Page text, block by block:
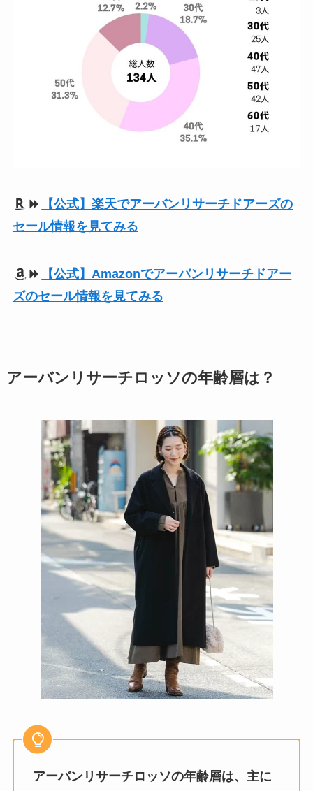
【公式】楽天でアーバンリサーチドアーズの
セール情報を見てみる
【公式】Amazonでアーバンリサーチドアー
ズのセール情報を見てみる
アーバンリサーチロッソの年齢層は？
アーバンリサーチロッソの年齢層は、主に